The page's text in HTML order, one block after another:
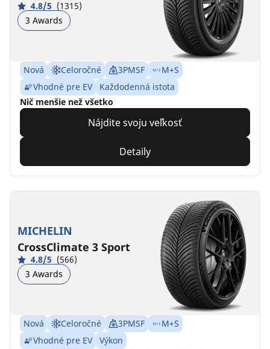
4.8/5 (1315)
3 Awards
Nová Celoročné 3PMSF
M+S
Vhodné pre EV
Každodenná istota
Nič menšie než všetko
Nájdite svoju veľkosť
Detaily
MICHELIN
CrossClimate 3 Sport
4.8/5 (566)
3 Awards
Nová Celoročné 3PMSF
M+S
Vhodné pre EV
Výkon